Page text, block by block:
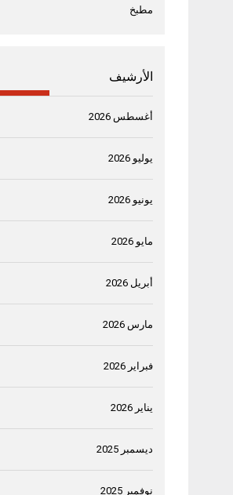
مطبخ
الأرشيف
أغسطس 2026
يوليو 2026
يونيو 2026
مايو 2026
أبريل 2026
مارس 2026
فبراير 2026
يناير 2026
ديسمبر 2025
نوفمبر 2025